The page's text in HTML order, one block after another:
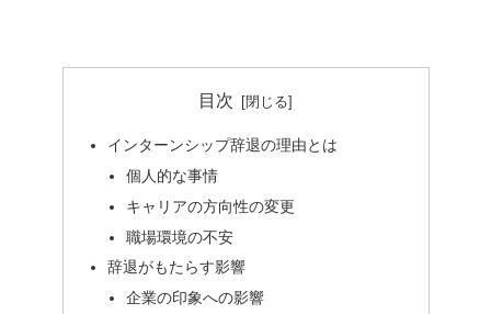
目次
インターンシップ辞退の理由とは
個人的な事情
キャリアの方向性の変更
職場環境の不安
辞退がもたらす影響
企業の印象への影響